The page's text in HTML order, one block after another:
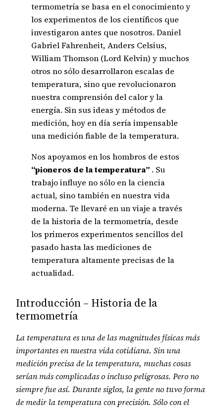
termometría se basa en el conocimiento y
los experimentos de los científicos que
investigaron antes que nosotros. Daniel
Gabriel Fahrenheit, Anders Celsius,
William Thomson (Lord Kelvin) y muchos
otros no sólo desarrollaron escalas de
temperatura, sino que revolucionaron
nuestra comprensión del calor y la
energía. Sin sus ideas y métodos de
medición, hoy en día sería impensable
una medición fiable de la temperatura.
Nos apoyamos en los hombros de estos
“pioneros de la temperatura”. Su
trabajo influye no sólo en la ciencia
actual, sino también en nuestra vida
moderna. Te llevaré en un viaje a través
de la historia de la termometría, desde
los primeros experimentos sencillos del
pasado hasta las mediciones de
temperatura altamente precisas de la
actualidad.
Introducción – Historia de la
termometría
La temperatura es una de las magnitudes físicas más
importantes en nuestra vida cotidiana. Sin una
medición precisa de la temperatura, muchas cosas
serían más complicadas o incluso peligrosas. Pero no
siempre fue así. Durante siglos, la gente no tuvo forma
de medir la temperatura con precisión. Sólo con el